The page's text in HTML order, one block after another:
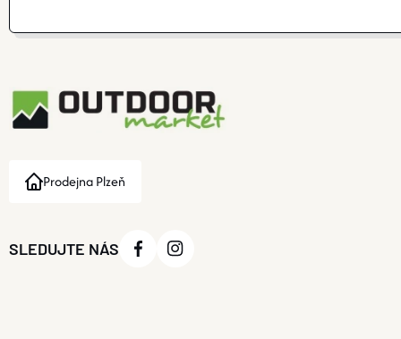
Prodejna Plzeň
SLEDUJTE NÁS